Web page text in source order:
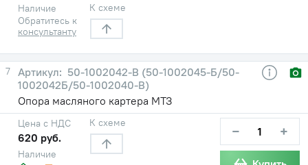
Наличие
Обратитесь к
консультанту
К схеме
7
50-1002042-В (50-1002045-Б/50-
1002042Б/50-1002040-В)
Опора масляного картера МТЗ
Наличие
Цена с НДС
620 руб.
К схеме − +